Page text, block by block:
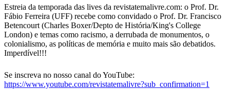
Estreia da temporada das lives da revistatemalivre.com: o Prof. Dr.
Fábio Ferreira (UFF) recebe como convidado o Prof. Dr. Francisco
Betencourt (Charles Boxer/Depto de História/King's College
London) e temas como racismo, a derrubada de monumentos, o
colonialismo, as políticas de memória e muito mais são debatidos.
Imperdível!!!
Se inscreva no nosso canal do YouTube:
https://www.youtube.com/revistatemalivre?sub_confirmation=1